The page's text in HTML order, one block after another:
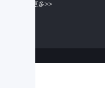
了解更多>>